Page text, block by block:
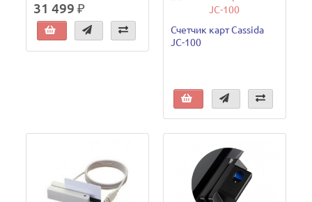
31 499 ₽
Счетчик карт Cassida
JC-100